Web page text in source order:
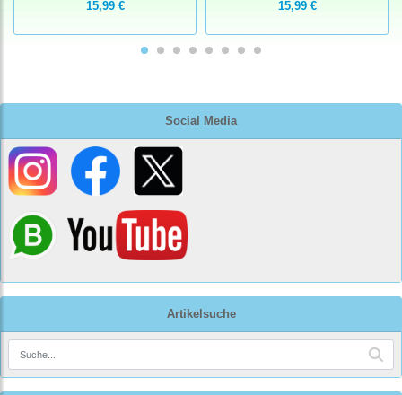
Social Media
Artikelsuche
15,99 € 15,99 €